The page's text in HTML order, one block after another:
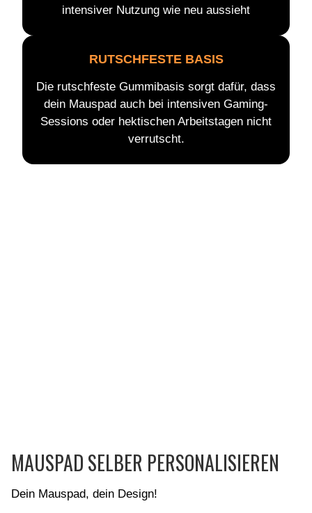
intensiver Nutzung wie neu aussieht
RUTSCHFESTE BASIS
Die rutschfeste Gummibasis sorgt dafür, dass
dein Mauspad auch bei intensiven Gaming-
Sessions oder hektischen Arbeitstagen nicht
verrutscht.
MAUSPAD SELBER PERSONALISIEREN
Dein Mauspad, dein Design!